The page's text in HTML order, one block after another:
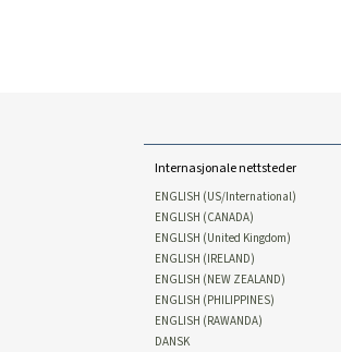
Internasjonale nettsteder
ENGLISH (US/International)
ENGLISH (CANADA)
ENGLISH (United Kingdom)
ENGLISH (IRELAND)
ENGLISH (NEW ZEALAND)
ENGLISH (PHILIPPINES)
ENGLISH (RAWANDA)
DANSK